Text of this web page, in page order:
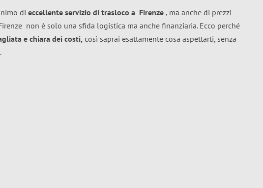
di eccellente servizio di trasloco a Firenze , ma anche di prezzi
non è solo una sfida logistica ma anche finanziaria. Ecco perché
e chiara dei costi, così saprai esattamente cosa aspettarti, senza